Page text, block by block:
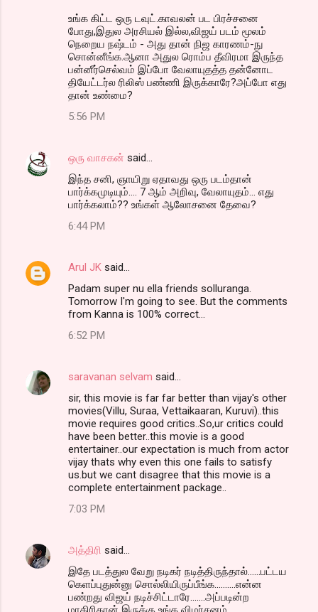
உங்க கிட்ட ஒரு டவுட்.காவலன் பட பிரச்சனை
போது,இதுல அரசியல் இல்ல,விஜய் படம் மூலம்
நெறைய நஷ்டம் - அது தான் நிஜ காரணம்-நு
சொன்னீங்க.ஆனா அதுல ரொம்ப தீவிரமா இருந்த
பன்னீர்செல்வம் இப்போ வேலாயுதத்த தன்னோட
தியேட்டர்ல ரிலிஸ் பண்ணி இருக்காரே?அப்போ எது
தான் உண்மை?
5:56 PM
ஒரு வாசகன் said…
இந்த சனி, ஞாயிறு ஏதாவது ஒரு படம்தான்
பார்க்கமுடியும்.... 7 ஆம் அறிவு, வேலாயுதம்... எது
பார்க்கலாம்?? உங்கள் ஆலோசனை தேவை?
6:44 PM
Arul JK said…
Padam super nu ella friends solluranga.
Tomorrow I'm going to see. But the comments
from Kanna is 100% correct...
6:52 PM
saravanan selvam said…
sir, this movie is far far better than vijay's other
movies(Villu, Suraa, Vettaikaaran, Kuruvi)..this
movie requires good critics..So,ur critics could
have been better..this movie is a good
entertainer..our expectation is much from actor
vijay thats why even this one fails to satisfy
us.but we cant disagree that this movie is a
complete entertainment package..
7:03 PM
அத்திரி said…
இதே படத்துல வேறு நடிகர் நடித்திருந்தால்......பட்டய
கெளப்புதுன்னு சொல்லியிருப்பீங்க..........என்ன
பண்றது விஜய் நடிச்சிட்டாரே.......அப்படின்ற